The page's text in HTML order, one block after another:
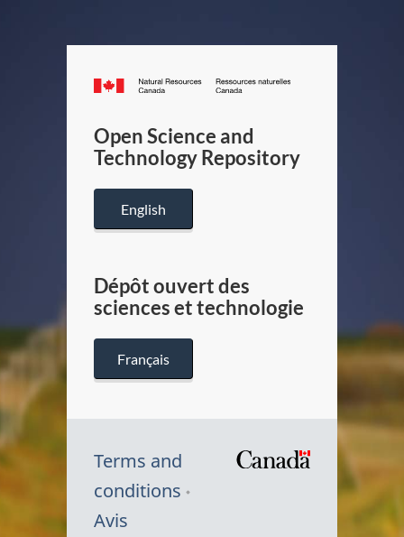
Canada.ca
/
Canada
Open Science and
Technology Repository
English
Dépôt ouvert des
sciences et technologie
Français
Terms and
conditions
Avis
Symbole